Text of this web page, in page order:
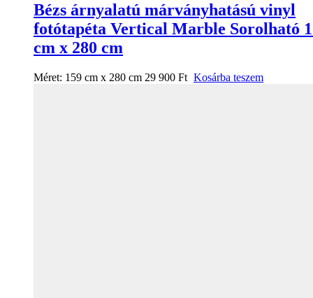
Bézs árnyalatú márványhatású vinyl
fotótapéta Vertical Marble Sorolható
cm x 280 cm
Méret: 159 cm x 280 cm 29 900 Ft Kosárba teszem